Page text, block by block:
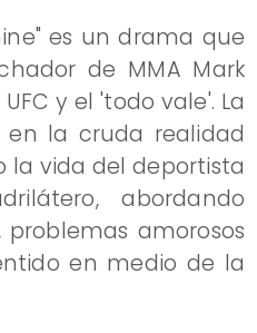
es un drama que
de MMA Mark
y el 'todo vale'. La
en la cruda realidad
la vida del deportista
abordando
amorosos
en medio de la